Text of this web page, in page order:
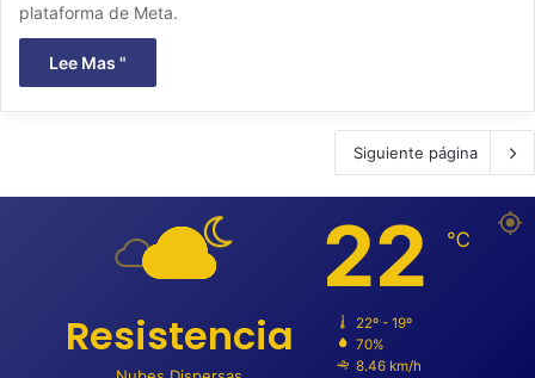
plataforma de Meta.
Lee Mas "
Siguiente página
Resistencia
22 ℃
22º - 19º
70%
8.46 km/h